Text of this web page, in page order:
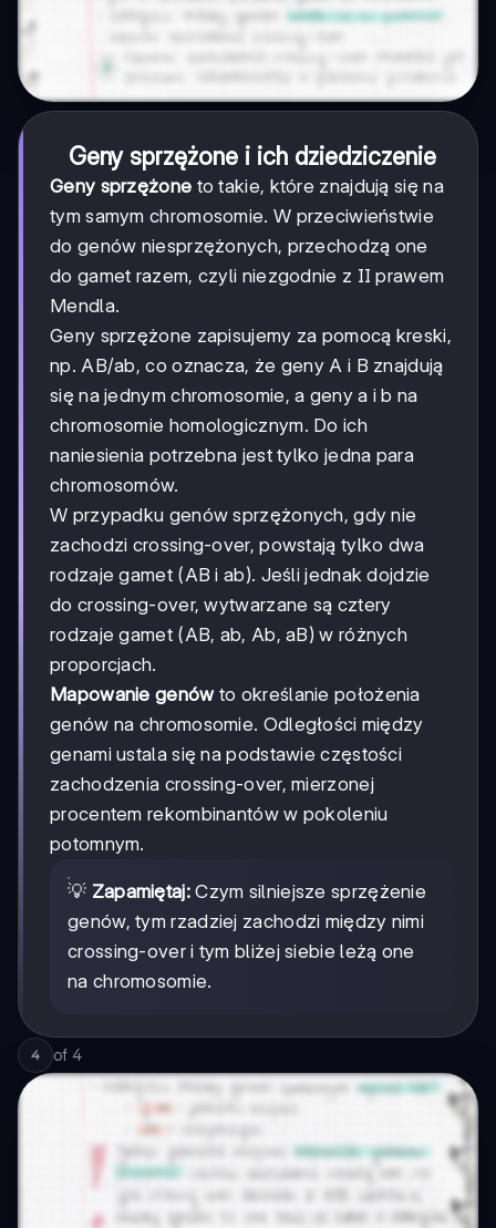
Geny sprzężone i ich dziedziczenie
Geny sprzężone to takie, które znajdują się na
tym samym chromosomie. W przeciwieństwie
do genów niesprzężonych, przechodzą one
do gamet razem, czyli niezgodnie z II prawem
Mendla.
Geny sprzężone zapisujemy za pomocą kreski,
np. AB/ab, co oznacza, że geny A i B znajdują
się na jednym chromosomie, a geny a i b na
chromosomie homologicznym. Do ich
naniesienia potrzebna jest tylko jedna para
chromosomów.
W przypadku genów sprzężonych, gdy nie
zachodzi crossing-over, powstają tylko dwa
rodzaje gamet (AB i ab). Jeśli jednak dojdzie
do crossing-over, wytwarzane są cztery
rodzaje gamet (AB, ab, Ab, aB) w różnych
proporcjach.
Mapowanie genówto określanie położenia
genów na chromosomie. Odległości między
genami ustala się na podstawie częstości
zachodzenia crossing-over, mierzonej
procentem rekombinantów w pokoleniu
potomnym.
💡 Zapamiętaj:Czym silniejsze sprzężenie
genów, tym rzadziej zachodzi między nimi
crossing-over i tym bliżej siebie leżą one
na chromosomie.
4 of 4